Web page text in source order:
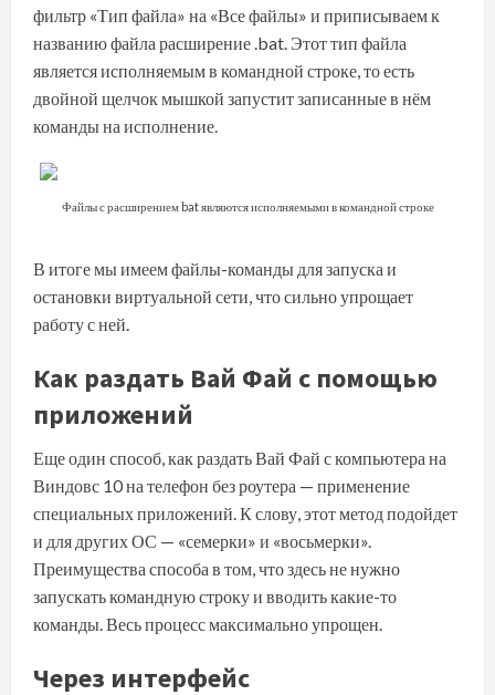
фильтр «Тип файла» на «Все файлы» и приписываем к
названию файла расширение .bat. Этот тип файла
является исполняемым в командной строке, то есть
двойной щелчок мышкой запустит записанные в нём
команды на исполнение.
Файлы с расширением bat являются исполняемыми в командной строке
В итоге мы имеем файлы-команды для запуска и
остановки виртуальной сети, что сильно упрощает
работу с ней.
Как раздать Вай Фай с помощью
приложений
Еще один способ, как раздать Вай Фай с компьютера на
Виндовс 10 на телефон без роутера — применение
специальных приложений. К слову, этот метод подойдет
и для других ОС — «семерки» и «восьмерки».
Преимущества способа в том, что здесь не нужно
запускать командную строку и вводить какие-то
команды. Весь процесс максимально упрощен.
Через интерфейс